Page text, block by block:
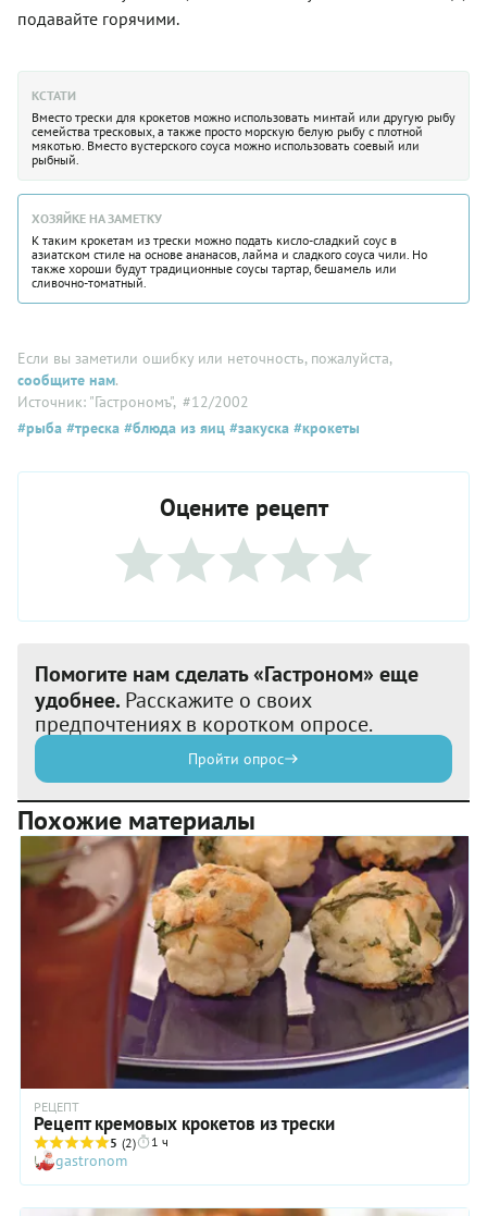
подавайте горячими.
КСТАТИ
Вместо трески для крокетов можно использовать минтай или другую рыбу
семейства тресковых, а также просто морскую белую рыбу с плотной
мякотью. Вместо вустерского соуса можно использовать соевый или
рыбный.
ХОЗЯЙКЕ НА ЗАМЕТКУ
К таким крокетам из трески можно подать кисло-сладкий соус в
азиатском стиле на основе ананасов, лайма и сладкого соуса чили. Но
также хороши будут традиционные соусы тартар, бешамель или
сливочно-томатный.
Если вы заметили ошибку или неточность, пожалуйста,
сообщите нам.
Источник: "Гастрономъ", #12/2002
#рыба #треска #блюда из яиц #закуска #крокеты
Оцените рецепт
Помогите нам сделать «Гастроном» еще
удобнее. Расскажите о своих
предпочтениях в коротком опросе.
Пройти опрос
Похожие материалы
РЕЦЕПТ
Рецепт кремовых крокетов из трески
5 (2) 1 ч
gastronom